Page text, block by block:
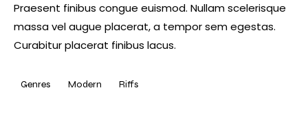
Praesent finibus congue euismod. Nullam scelerisque
massa vel augue placerat, a tempor sem egestas.
Curabitur placerat finibus lacus.
Genres Modern Riffs